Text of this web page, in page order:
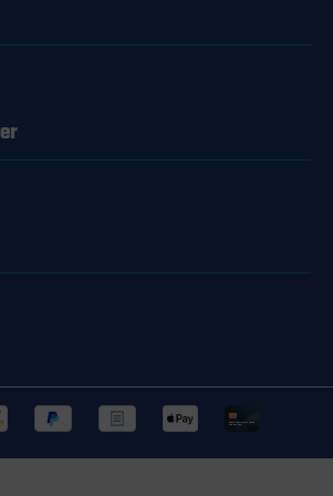
Sicherer Halt für
Dieser Leuchtenarm ist
der großen Wert auf eine
ihre Räder regelmäßig
der UEBLER Leuchtenarm ist dein
und sorgt stets für eine